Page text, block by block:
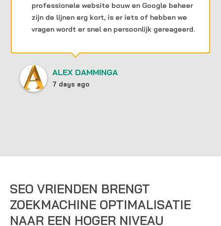
professionele website bouw en Google beheer
zijn de lijnen erg kort, is er iets of hebben we
vragen wordt er snel en persoonlijk gereageerd.
ALEX DAMMINGA
7 days ago
SEO VRIENDEN BRENGT
ZOEKMACHINE OPTIMALISATIE
NAAR EEN HOGER NIVEAU